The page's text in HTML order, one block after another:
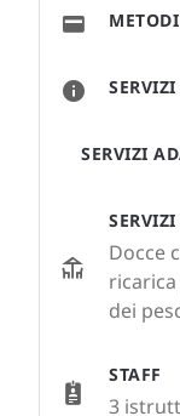
SERVIZI
SERVIZI
SERVIZI
Docce
dei
STAFF
3